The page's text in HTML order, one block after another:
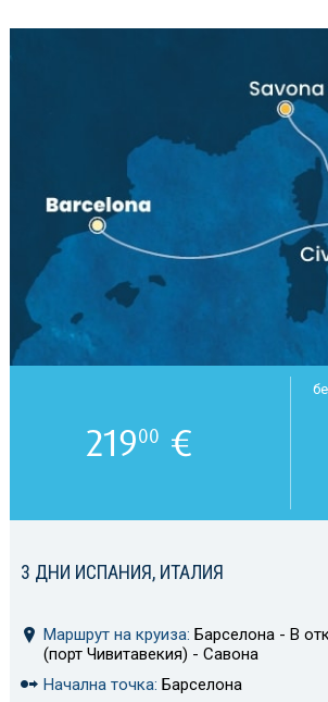
3 ДНИ ИСПАНИЯ, ИТАЛИЯ
Маршрут на круиза: Барселона - В
(порт Чивитавекия) - Савона
Начална точка: Барселона
21900 €